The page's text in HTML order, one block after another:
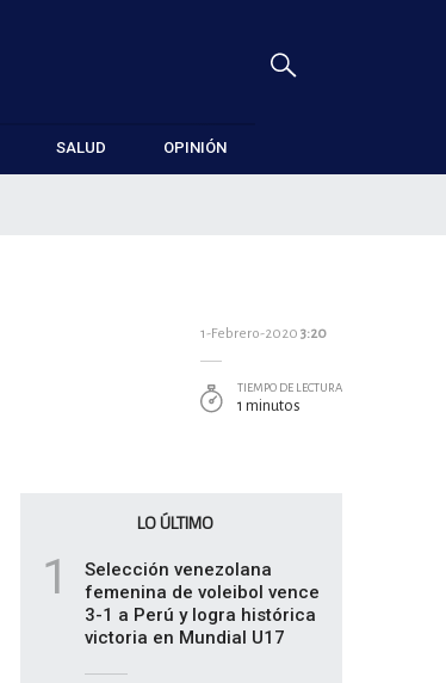
SALUD OPINIÓN
1-Febrero-2020 3:20
TIEMPO DE LECTURA
1 minutos
LO ÚLTIMO
1
Selección venezolana
femenina de voleibol vence
3-1 a Perú y logra histórica
victoria en Mundial U17